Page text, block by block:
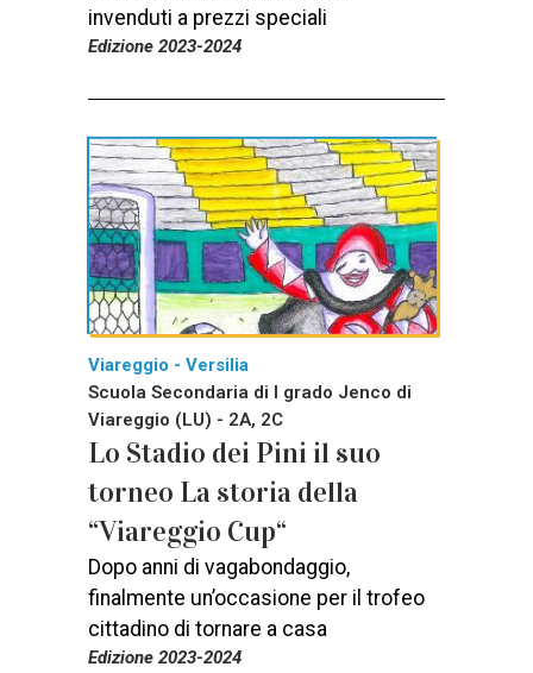
invenduti a prezzi speciali
Edizione 2023-2024
Viareggio - Versilia
Scuola Secondaria di I grado Jenco di
Viareggio (LU) - 2A, 2C
Lo Stadio dei Pini il suo
torneo La storia della
“Viareggio Cup“
Dopo anni di vagabondaggio,
finalmente un’occasione per il trofeo
cittadino di tornare a casa
Edizione 2023-2024